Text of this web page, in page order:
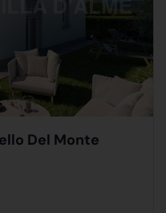
Del Monte